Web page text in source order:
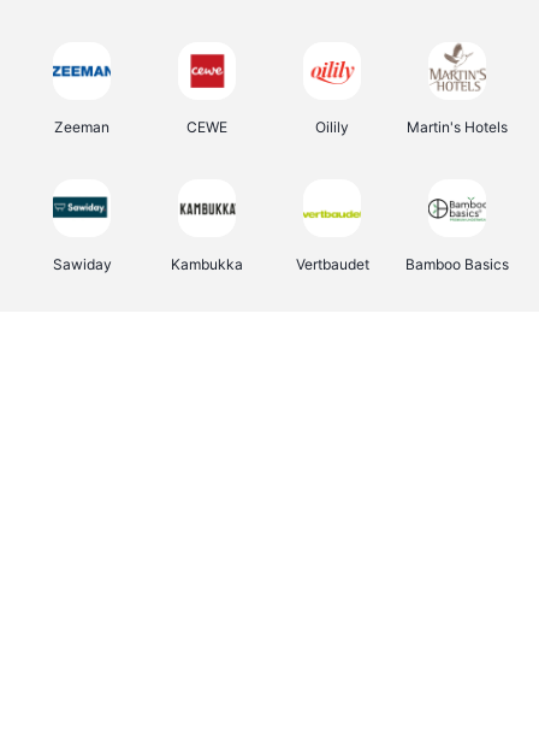
Zeeman CEWE Oilily Martin's Hotels
Sawiday Kambukka Vertbaudet Bamboo Basics